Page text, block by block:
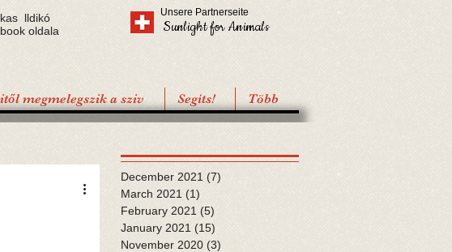
lldikó
oldala
Unsere Partnerseite
Sunlight for Animals
megmelegszik a sziv Segíts! Több
December 2021 (7)
March 2021 (1)
February 2021 (5)
January 2021 (15)
November 2020 (3)